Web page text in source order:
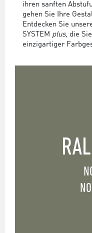
ihren sanften
gehen Sie Ihre
Entdecken Sie
SYSTEM plus, die
einzigartiger